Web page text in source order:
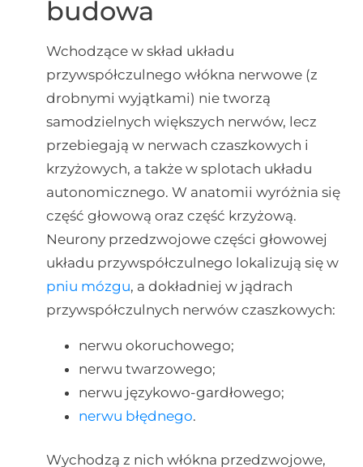
budowa
Wchodzące w skład układu
przywspółczulnego włókna nerwowe (z
drobnymi wyjątkami) nie tworzą
samodzielnych większych nerwów, lecz
przebiegają w nerwach czaszkowych i
krzyżowych, a także w splotach układu
autonomicznego. W anatomii wyróżnia się
część głowową oraz część krzyżową.
Neurony przedzwojowe części głowowej
układu przywspółczulnego lokalizują się w
pniu mózgu, a dokładniej w jądrach
przywspółczulnych nerwów czaszkowych:
nerwu okoruchowego;
nerwu twarzowego;
nerwu językowo-gardłowego;
nerwu błędnego.
Wychodzą z nich włókna przedzwojowe,